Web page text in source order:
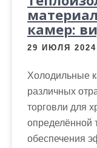
камер:
29 ИЮЛЯ 2024
Холодильные
различных
торговли для
определённой
обеспечения